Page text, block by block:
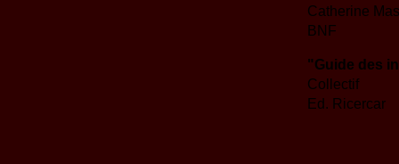
Catherine
BNF
"Guide des
Collectif
Ed. Ricercar